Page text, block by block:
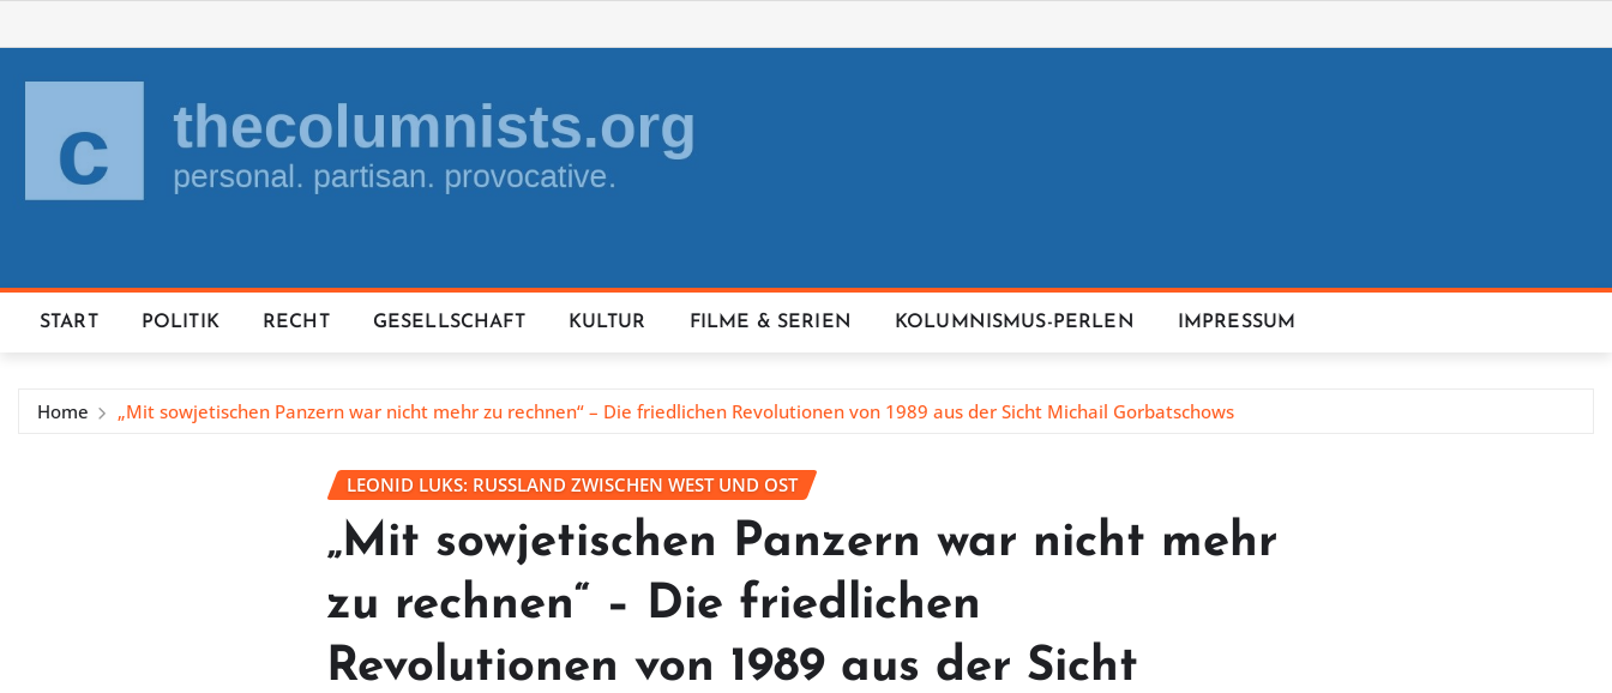
to
content
START POLITIK RECHT GESELLSCHAFT KULTUR FILME & SERIEN KOLUMNISMUS-PERLEN IMPRESSUM
Home „Mit sowjetischen Panzern war nicht mehr zu rechnen“ – Die friedlichen Revolutionen von 1989 aus der Sicht Michail Gorbatschows
LEONID LUKS: RUSSLAND ZWISCHEN WEST UND OST
„Mit sowjetischen Panzern war nicht mehr
zu rechnen“ – Die friedlichen
Revolutionen von 1989 aus der Sicht